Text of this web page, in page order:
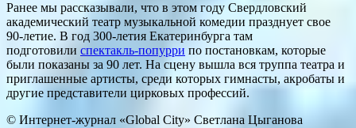
Ранее мы рассказывали, что в этом году Свердловский
академический театр музыкальной комедии празднует свое
90-летие. В год 300-летия Екатеринбурга там
подготовили спектакль-попурри по постановкам, которые
были показаны за 90 лет. На сцену вышла вся труппа театра и
приглашенные артисты, среди которых гимнасты, акробаты и
другие представители цирковых профессий.
© Интернет-журнал «Global City» Светлана Цыганова